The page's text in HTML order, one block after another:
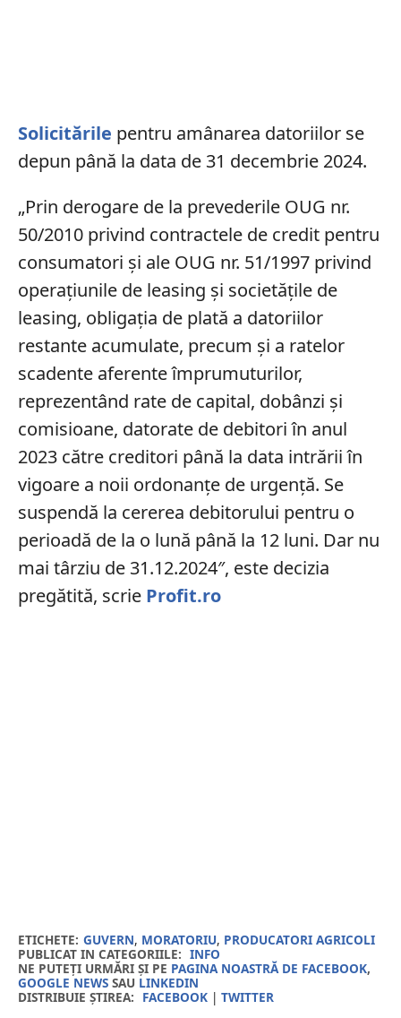
Solicitările pentru amânarea datoriilor se
depun până la data de 31 decembrie 2024.
„Prin derogare de la prevederile OUG nr.
50/2010 privind contractele de credit pentru
consumatori și ale OUG nr. 51/1997 privind
operațiunile de leasing și societățile de
leasing, obligația de plată a datoriilor
restante acumulate, precum și a ratelor
scadente aferente împrumuturilor,
reprezentând rate de capital, dobânzi și
comisioane, datorate de debitori în anul
2023 către creditori până la data intrării în
vigoare a noii ordonanțe de urgență. Se
suspendă la cererea debitorului pentru o
perioadă de la o lună până la 12 luni. Dar nu
mai târziu de 31.12.2024″, este decizia
pregătită, scrie Profit.ro
ETICHETE: GUVERN, MORATORIU, PRODUCATORI AGRICOLI
PUBLICAT IN CATEGORIILE: INFO
NE PUTEȚI URMĂRI ȘI PE PAGINA NOASTRĂ DE FACEBOOK,
GOOGLE NEWSSAU LINKEDIN
DISTRIBUIE ȘTIREA: FACEBOOK| TWITTER